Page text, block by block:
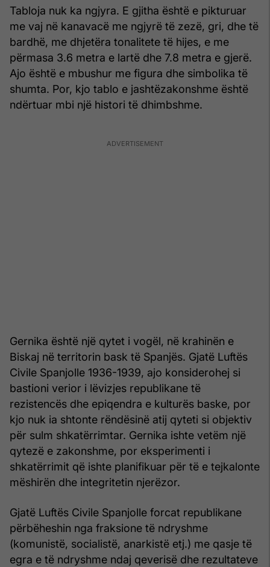
Tabloja nuk ka ngjyra. E gjitha është e pikturuar
me vaj në kanavacë me ngjyrë të zezë, gri, dhe të
bardhë, me dhjetëra tonalitete të hijes, e me
përmasa 3.6 metra e lartë dhe 7.8 metra e gjerë.
Ajo është e mbushur me figura dhe simbolika të
shumta. Por, kjo tablo e jashtëzakonshme është
ndërtuar mbi një histori të dhimbshme.
Gernika është një qytet i vogël, në krahinën e
Biskaj në territorin bask të Spanjës. Gjatë Luftës
Civile Spanjolle 1936-1939, ajo konsiderohej si
bastioni verior i lëvizjes republikane të
rezistencës dhe epiqendra e kulturës baske, por
kjo nuk ia shtonte rëndësinë atij qyteti si objektiv
për sulm shkatërrimtar. Gernika ishte vetëm një
qytezë e zakonshme, por eksperimenti i
shkatërrimit që ishte planifikuar për të e tejkalonte
mëshirën dhe integritetin njerëzor.
Gjatë Luftës Civile Spanjolle forcat republikane
përbëheshin nga fraksione të ndryshme
(komunistë, socialistë, anarkistë etj.) me qasje të
egra e të ndryshme ndaj qeverisë dhe rezultateve